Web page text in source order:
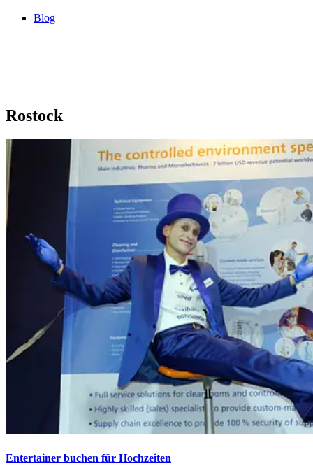
Blog
Rostock
Entertainer buchen für Hochzeiten